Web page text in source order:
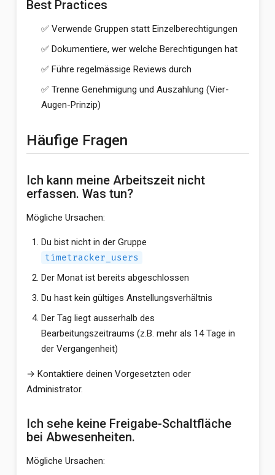
Best Practices
✅ Verwende Gruppen statt Einzelberechtigungen
✅ Dokumentiere, wer welche Berechtigungen hat
✅ Führe regelmässige Reviews durch
✅ Trenne Genehmigung und Auszahlung (Vier-
Augen-Prinzip)
Häufige Fragen
Ich kann meine Arbeitszeit nicht
erfassen. Was tun?
Mögliche Ursachen:
Du bist nicht in der Gruppe
timetracker_users
Der Monat ist bereits abgeschlossen
Du hast kein gültiges Anstellungsverhältnis
Der Tag liegt ausserhalb des
Bearbeitungszeitraums (z.B. mehr als 14 Tage in
der Vergangenheit)
→ Kontaktiere deinen Vorgesetzten oder
Administrator.
Ich sehe keine Freigabe-Schaltfläche
bei Abwesenheiten.
Mögliche Ursachen: